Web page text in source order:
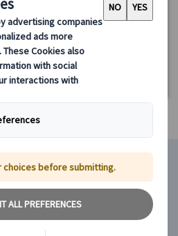
、12/24～26・31、1/1、3/15を除